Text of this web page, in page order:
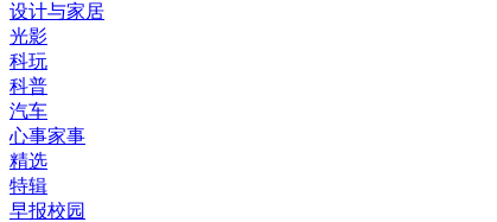
设计与家居
光影
科玩
科普
汽车
心事家事
精选
特辑
早报校园